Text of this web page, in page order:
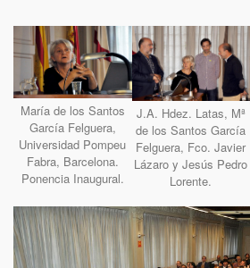
María de los Santos
García Felguera,
Universidad Pompeu
Fabra, Barcelona.
Ponencia Inaugural.
J.A. Hdez. Latas, Mª
de los Santos García
Felguera, Fco. Javier
Lázaro y Jesús Pedro
Lorente.